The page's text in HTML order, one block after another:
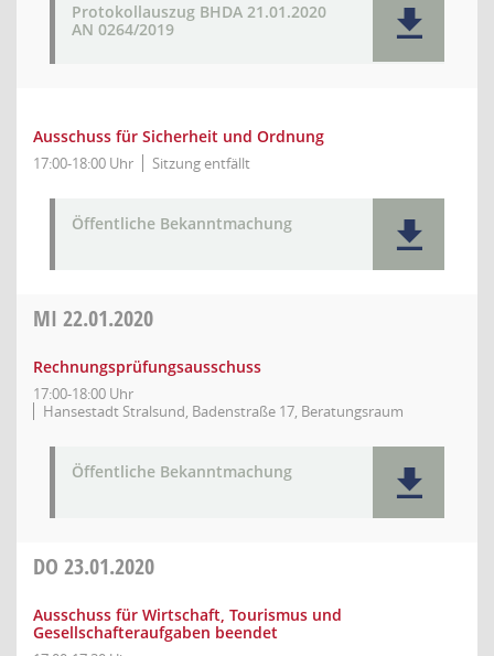
Protokollauszug BHDA 21.01.2020
AN 0264/2019
Ausschuss für Sicherheit und Ordnung
17:00-18:00 Uhr Sitzung entfällt
Öffentliche Bekanntmachung
MI 22.01.2020
Rechnungsprüfungsausschuss
17:00-18:00 Uhr
Hansestadt Stralsund, Badenstraße 17, Beratungsraum
Öffentliche Bekanntmachung
DO 23.01.2020
Ausschuss für Wirtschaft, Tourismus und
Gesellschafteraufgaben beendet